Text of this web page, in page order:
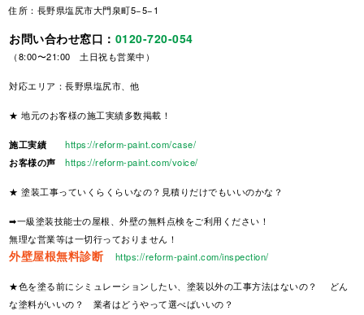
住所：長野県塩尻市大門泉町5−5−1
お問い合わせ窓口： 0120-720-054
（8:00〜21:00 土日祝も営業中）
対応エリア：長野県塩尻市、他
★ 地元のお客様の施工実績多数掲載！
施工実績
https://reform-paint.com/case/
お客様の声
https://reform-paint.com/voice/
★ 塗装工事っていくらくらいなの？見積りだけでもいいのかな？
➡一級塗装技能士の屋根、外壁の無料点検をご利用ください！
無理な営業等は一切行っておりません！
外壁屋根無料診断 https://reform-paint.com/inspection/
★色を塗る前にシミュレーションしたい、塗装以外の工事方法はないの？ どん
な塗料がいいの？ 業者はどうやって選べばいいの？